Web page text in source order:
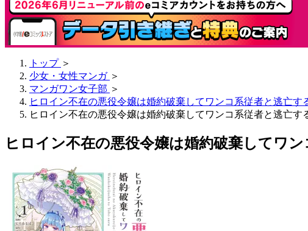
トップ ＞
少女・女性マンガ ＞
マンガワン女子部 ＞
ヒロイン不在の悪役令嬢は婚約破棄してワンコ系従者と逃亡す
ヒロイン不在の悪役令嬢は婚約破棄してワンコ系従者と逃亡
ヒロイン不在の悪役令嬢は婚約破棄してワ